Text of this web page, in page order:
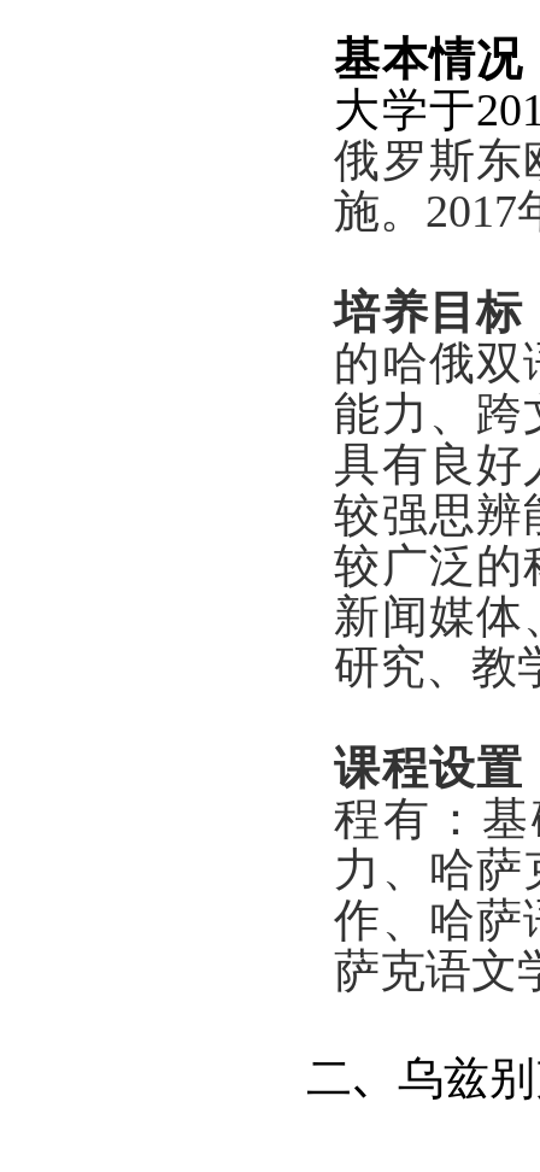
基本情况
大学于
俄罗斯东
施。 2017
培养目标
的哈俄双
能力、跨
具有良好
较强思辨
较广泛的
新闻媒体
研究、教
课程设置
程有：
力、哈萨
作、哈萨
萨克语文
二、乌兹